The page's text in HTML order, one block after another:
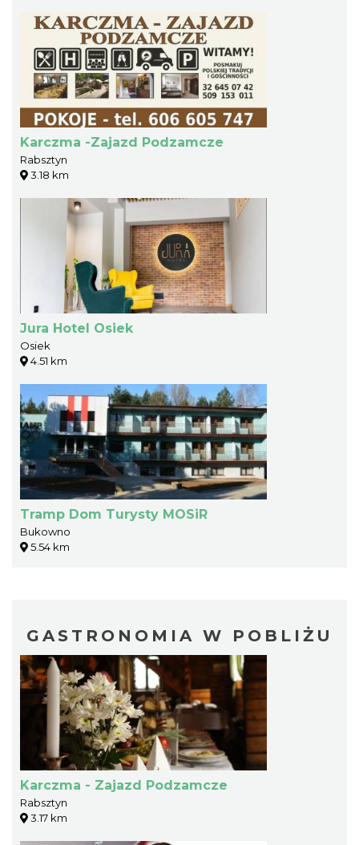
Karczma -Zajazd Podzamcze
Rabsztyn
3.18 km
Jura Hotel Osiek
Osiek
4.51 km
Tramp Dom Turysty MOSiR
Bukowno
5.54 km
GASTRONOMIA W POBLIŻU
Karczma - Zajazd Podzamcze
Rabsztyn
3.17 km